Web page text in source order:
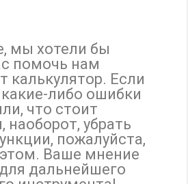
мы хотели бы
помочь нам
калькулятор. Если
либо ошибки
что стоит
наоборот, убрать
пожалуйста,
Ваше мнение
дальнейшего